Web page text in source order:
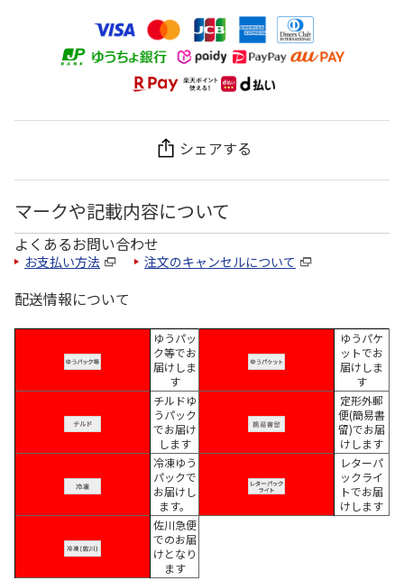
シェアする
マークや記載内容について
よくあるお問い合わせ
お支払い方法 注文のキャンセルについて
配送情報について
ゆうパッ
ク等でお
届けしま
す
ゆうパケ
ットでお
届けしま
す
チルドゆ
うパック
でお届け
します
定形外郵
便(簡易書
留)でお届
けします
冷凍ゆう
パックで
お届けし
ます。
レターパ
ックライ
トでお届
けします
佐川急便
でのお届
けとなり
ます